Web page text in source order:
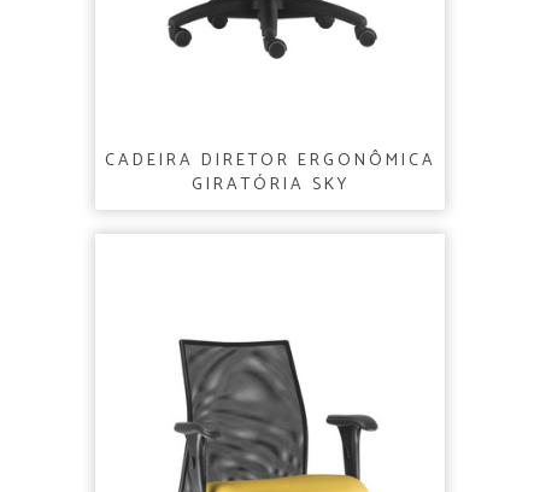
CADEIRA DIRETOR ERGONÔMICA
GIRATÓRIA SKY